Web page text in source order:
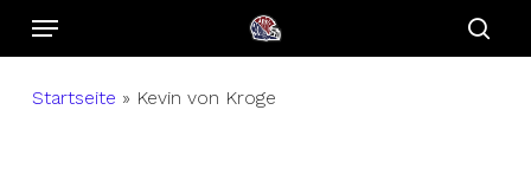
SkipMenu
Startseite » Kevin von Kroge